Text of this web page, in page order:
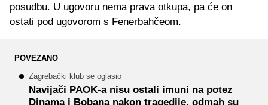
posudbu. U ugovoru nema prava otkupa, pa će on
ostati pod ugovorom s Fenerbahčeom.
POVEZANO
Zagrebački klub se oglasio
Navijači PAOK-a nisu ostali imuni na potez
Dinama i Bobana nakon tragedije, odmah su